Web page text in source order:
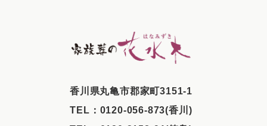
⾹川県丸⻲市郡家町3151-1
TEL： 0120-056-873(香川)